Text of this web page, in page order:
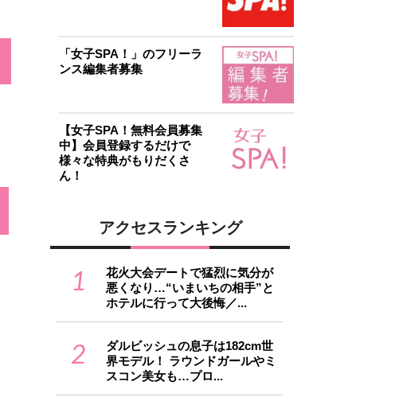
「女子SPA！」のフリーラ
ンス編集者募集
【女子SPA！無料会員募集
中】会員登録するだけで
様々な特典がもりだくさ
ん！
アクセスランキング
1
花火大会デートで猛烈に気分が
悪くなり…“いまいちの相手”と
ホテルに行って大後悔／...
2
ダルビッシュの息子は182cm世
界モデル！ ラウンドガールやミ
スコン美女も…プロ...